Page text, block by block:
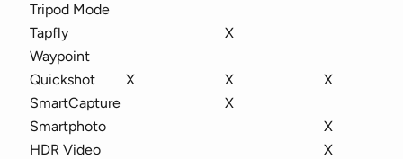
Tripod Mode
Tapfly
X
Waypoint
Quickshot
X X
X
SmartCapture
X
Smartphoto
X
HDR Video
X